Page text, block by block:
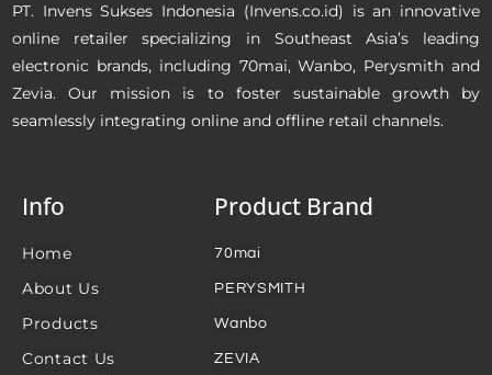
PT. Invens Sukses Indonesia (Invens.co.id) is an innovative
online retailer specializing in Southeast Asia’s leading
electronic brands, including 70mai, Wanbo, Perysmith and
Zevia. Our mission is to foster sustainable growth by
seamlessly integrating online and offline retail channels.
Info
Home
About Us
Products
Contact Us
Product Brand
70mai
PERYSMITH
Wanbo
ZEVIA